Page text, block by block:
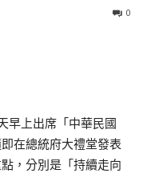
0
早上出席「中華民國
在總統府大禮堂發表
，分別是「持續走向